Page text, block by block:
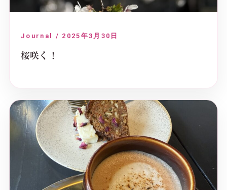
Journal / 2025年3月30日
桜咲く！